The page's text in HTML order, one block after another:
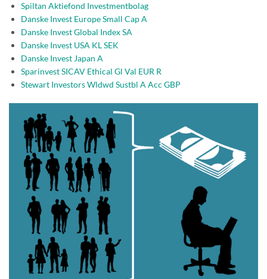
Spiltan Aktiefond Investmentbolag
Danske Invest Europe Small Cap A
Danske Invest Global Index SA
Danske Invest USA KL SEK
Danske Invest Japan A
Sparinvest SICAV Ethical Gl Val EUR R
Stewart Investors Wldwd Sustbl A Acc GBP